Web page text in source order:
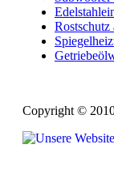
Rostschutz
Copyright ©